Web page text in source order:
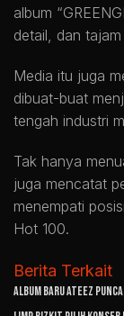
album
detail, dan
Media itu juga
dibuat-buat
tengah industri
Tak hanya
juga mencatat
menempati
Hot 100.
Berita Terkait
Album Baru ATEEZ